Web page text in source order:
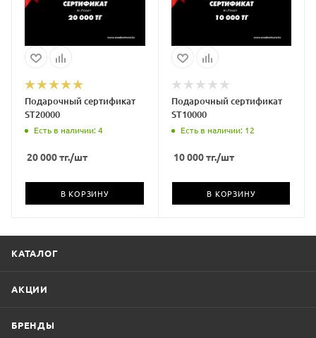
Подарочный сертификат
ST20000
Есть в наличии: 4
20 000тг./шт
В КОРЗИНУ
Подарочный сертификат
ST10000
Есть в наличии: 12
10 000тг./шт
В КОРЗИНУ
КАТАЛОГ
АКЦИИ
БРЕНДЫ